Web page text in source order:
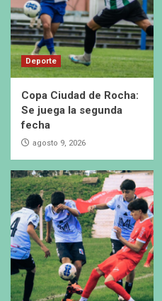
Deporte
Copa Ciudad de Rocha:
Se juega la segunda
fecha
agosto 9, 2026